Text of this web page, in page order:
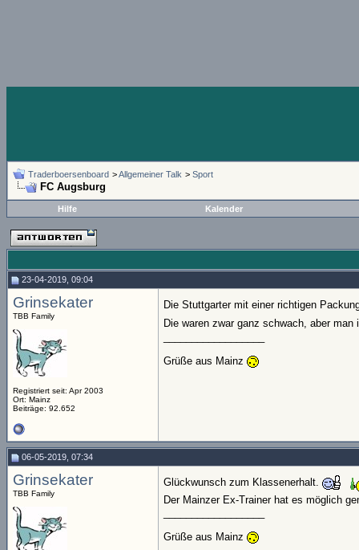
Traderboersenboard >Allgemeiner Talk > Sport
FC Augsburg
Hilfe Kalender
23-04-2019, 09:04
Grinsekater
TBB Family
Registriert seit: Apr 2003
Ort: Mainz
Beiträge: 92.652
Die Stuttgarter mit einer richtigen
Die waren zwar ganz schwach, aber
Grüße aus Mainz
06-05-2019, 07:34
Grinsekater
TBB Family
Glückwunsch zum Klassenerhalt.
Der Mainzer Ex-Trainer hat es möglich
Grüße aus Mainz